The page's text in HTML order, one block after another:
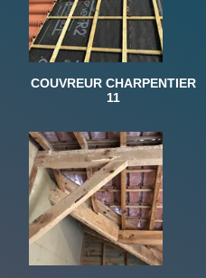
COUVREUR CHARPENTIER
11